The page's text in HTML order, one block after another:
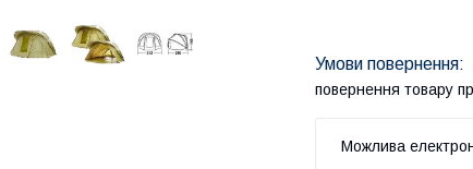
повернення товару